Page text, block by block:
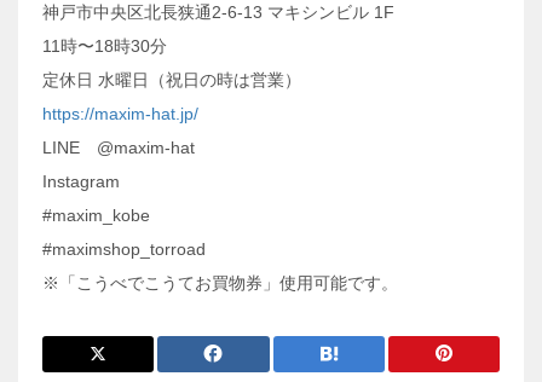
神戸市中央区北長狭通2-6-13 マキシンビル 1F
11時〜18時30分
定休日 水曜日（祝日の時は営業）
https://maxim-hat.jp/
LINE @maxim-hat
Instagram
#maxim_kobe
#maximshop_torroad
※「こうべでこうてお買物券」使用可能です。